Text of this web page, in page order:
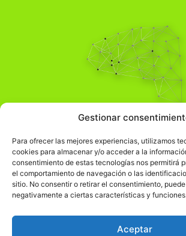
Gestionar
Para ofrecer las mejores experiencias, utilizamos
cookies para almacenar y/o acceder a la
consentimiento de estas tecnologías nos permitirá
el comportamiento de navegación o las
sitio. No consentir o retirar el consentimiento,
negativamente a ciertas características y
Aceptar
Pensamiento Crítico
Comprender el mundo para
Información Legal
჻Política de
Política de cookies